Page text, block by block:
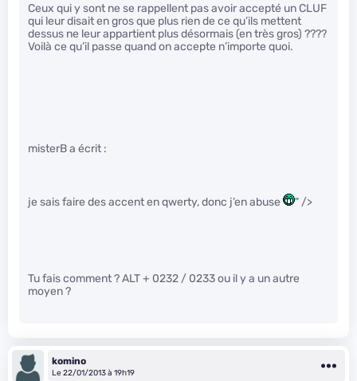
Ceux qui y sont ne se rappellent pas avoir accepté un CLUF
qui leur disait en gros que plus rien de ce qu’ils mettent
dessus ne leur appartient plus désormais (en très gros) ????
Voilà ce qu’il passe quand on accepte n’importe quoi.
misterB a écrit :
je sais faire des accent en qwerty, donc j’en abuse " />
Tu fais comment ? ALT + 0232 / 0233 ou il y a un autre
moyen ?
komino
Le 22/01/2013 à 19h19